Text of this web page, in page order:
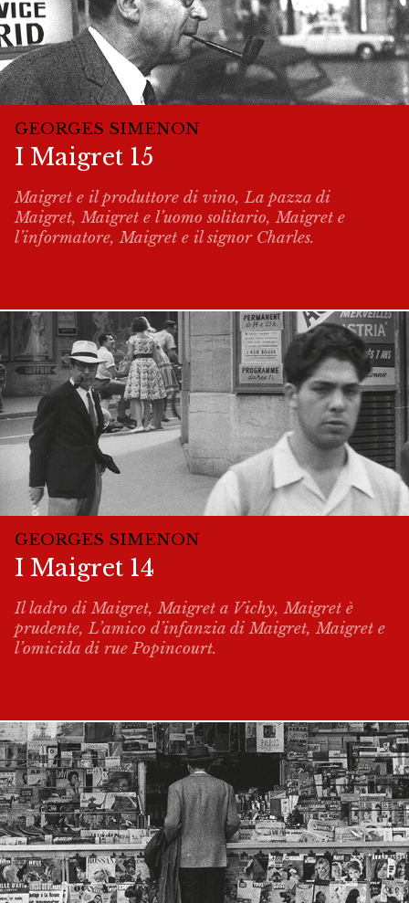
GEORGES SIMENON
I Maigret 15
Maigret e il produttore di vino, La pazza di
Maigret, Maigret e l’uomo solitario, Maigret e
l’informatore, Maigret e il signor Charles.
GEORGES SIMENON
I Maigret 14
Il ladro di Maigret, Maigret a Vichy, Maigret è
prudente, L’amico d’infanzia di Maigret, Maigret e
l’omicida di rue Popincourt.